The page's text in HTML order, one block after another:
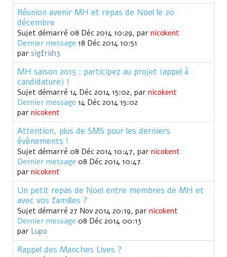
Réunion avenir MH et repas de Noel le 20
décembre
Sujet démarré 08 Déc 2014 10:29, par nicokent
Dernier message 18 Déc 2014 10:51
par sigfrid13
MH saison 2015 : participez au projet (appel à
candidature) !
Sujet démarré 14 Déc 2014 15:02, par nicokent
Dernier message 14 Déc 2014 15:02
par nicokent
Attention, plus de SMS pour les derniers
évènements !
Sujet démarré 08 Déc 2014 10:47, par nicokent
Dernier message 08 Déc 2014 10:47
par nicokent
Un petit repas de Noel entre membres de MH et
avec vos familles ?
Sujet démarré 27 Nov 2014 20:19, par nicokent
Dernier message 08 Déc 2014 00:13
par Lupo
Rappel des Manches Lives ?